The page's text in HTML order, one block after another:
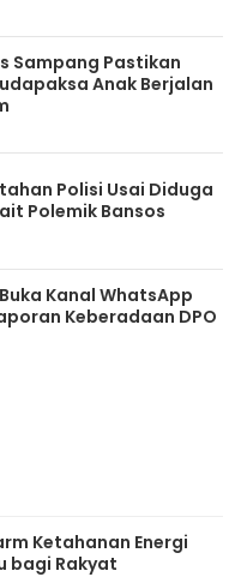
Sampang Pastikan
Anak Berjalan
Polisi Usai Diduga
Polemik Bansos
Kanal WhatsApp
Keberadaan DPO
Ketahanan Energi
bagi Rakyat